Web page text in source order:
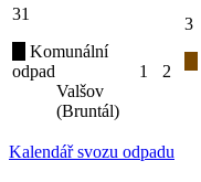
31
Komunální
odpad
Valšov
(Bruntál)
1 2
3
Kalendář svozu odpadu